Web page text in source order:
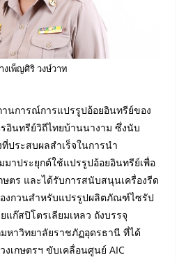
งเพ็ญศิริ วงษ์วาท
นการณ์การแปรรูปอ้อยอินทรีย์ของ
อินทรีย์วิถีไทยบ้านนางาม ซึ่งนับ
ประสบผลสำเร็จในการนำ
าประยุกต์ใช้แปรรูปอ้อยอินทรีย์เพื่อ
ตร และได้รับการสนับสนุนเครื่องรีด
งกวนสำหรับแปรรูปผลิตภัณฑ์ไซรัป
ก๊สปิโตรเลียมเหลว ถังบรรจุ
หาวิทยาลัยราชภัฏอุดรธานี ที่ได้
เกษตรฯ ขับเคลื่อนศูนย์ AIC